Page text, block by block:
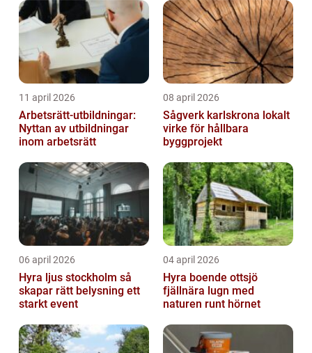
11 april 2026
Arbetsrätt-utbildningar:
Nyttan av utbildningar
inom arbetsrätt
08 april 2026
Sågverk karlskrona lokalt
virke för hållbara
byggprojekt
06 april 2026
Hyra ljus stockholm så
skapar rätt belysning ett
starkt event
04 april 2026
Hyra boende ottsjö
fjällnära lugn med
naturen runt hörnet